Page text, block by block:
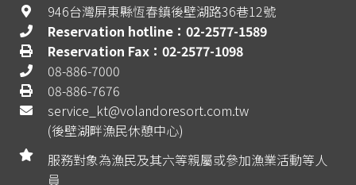
946台灣屏東縣恆春鎮後壁湖路36巷12號
Reservation hotline：02-2577-1589
Reservation Fax：02-2577-1098
08-886-7000
08-886-7676
service_kt@volandoresort.com.tw
(後壁湖畔漁民休憩中心)
服務對象為漁民及其六等親屬或參加漁業活動等人
員